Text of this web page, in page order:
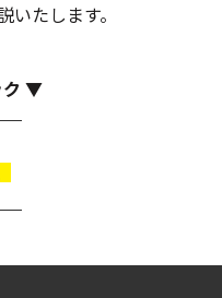
たします。
ク ▼